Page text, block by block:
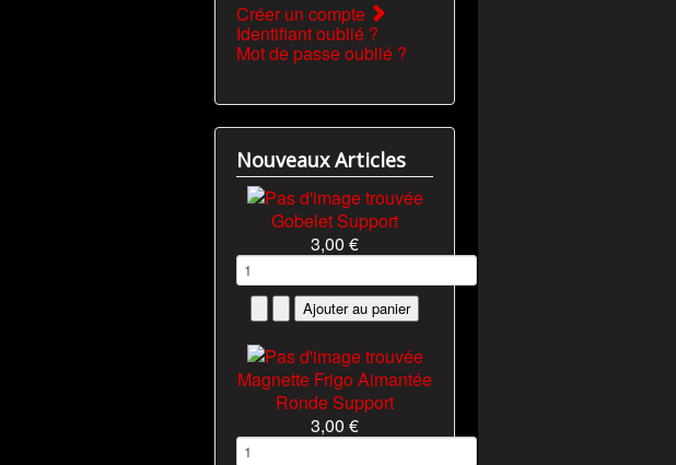
Créer un compte
Identifiant oublié ?
Mot de passe oublié ?
Nouveaux Articles
Gobelet Support
3,00 €
Magnette Frigo Aimantée
Ronde Support
3,00 €